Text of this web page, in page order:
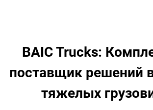
BAIC Trucks:
поставщик решений
тяжелых